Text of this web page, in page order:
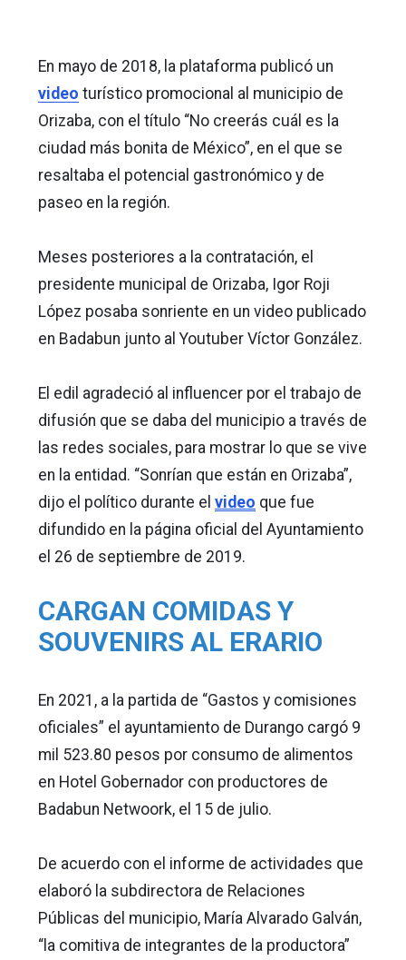
En mayo de 2018, la plataforma publicó un
video turístico promocional al municipio de
Orizaba, con el título “No creerás cuál es la
ciudad más bonita de México”, en el que se
resaltaba el potencial gastronómico y de
paseo en la región.
Meses posteriores a la contratación, el
presidente municipal de Orizaba, Igor Roji
López posaba sonriente en un video publicado
en Badabun junto al Youtuber Víctor González.
El edil agradeció al influencer por el trabajo de
difusión que se daba del municipio a través de
las redes sociales, para mostrar lo que se vive
en la entidad. “Sonrían que están en Orizaba”,
dijo el político durante el video que fue
difundido en la página oficial del Ayuntamiento
el 26 de septiembre de 2019.
CARGAN COMIDAS Y
SOUVENIRS AL ERARIO
En 2021, a la partida de “Gastos y comisiones
oficiales” el ayuntamiento de Durango cargó 9
mil 523.80 pesos por consumo de alimentos
en Hotel Gobernador con productores de
Badabun Netwoork, el 15 de julio.
De acuerdo con el informe de actividades que
elaboró la subdirectora de Relaciones
Públicas del municipio, María Alvarado Galván,
“la comitiva de integrantes de la productora”